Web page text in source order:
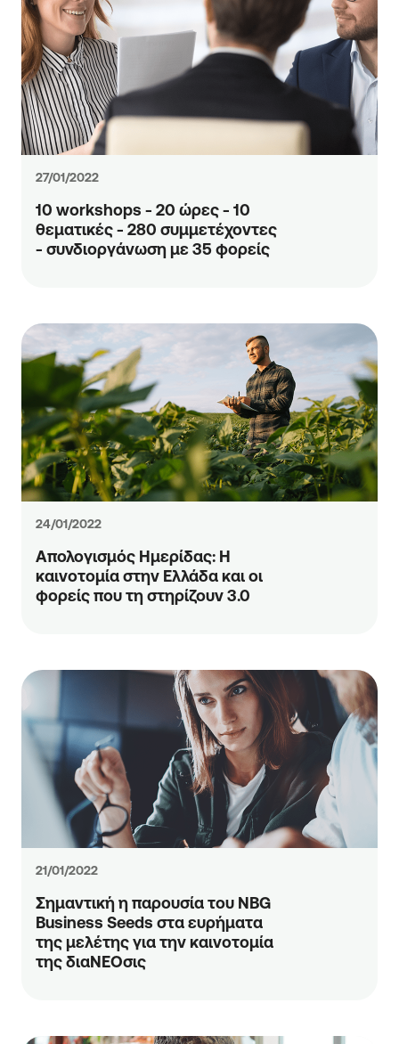
27/01/2022
10 workshops - 20 ώρες - 10
θεματικές - 280 συμμετέχοντες
- συνδιοργάνωση με 35 φορείς
24/01/2022
Απολογισμός Ημερίδας: Η
καινοτομία στην Ελλάδα και οι
φορείς που τη στηρίζουν 3.0
21/01/2022
Σημαντική η παρουσία του NBG
Business Seeds στα ευρήματα
της μελέτης για την καινοτομία
της διαΝΕΟσις